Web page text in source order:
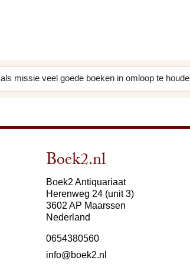
missie veel goede boeken in omloop te
Boek2.nl
Boek2 Antiquariaat
Herenweg 24 (unit 3)
3602 AP Maarssen
Nederland
0654380560
info@boek2.nl